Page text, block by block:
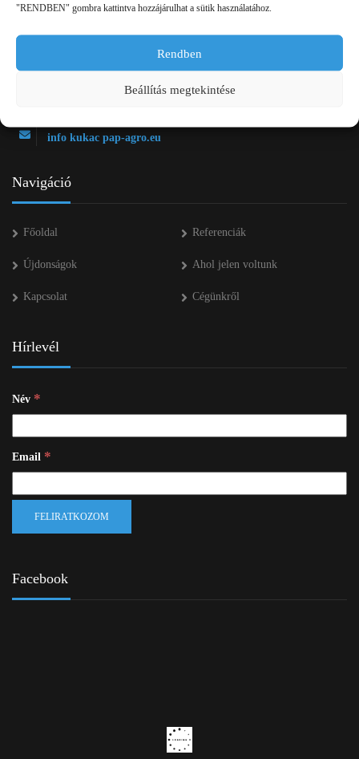
"RENDBEN" gombra kattintva hozzájárulhat a sütik használatához.
Rendben
Beállítás megtekintése
+36 20 334 43 28
info kukac pap-agro.eu
Navigáció
Főoldal Referenciák
Újdonságok Ahol jelen voltunk
Kapcsolat Cégünkről
Hírlevél
Név *
Email *
Facebook